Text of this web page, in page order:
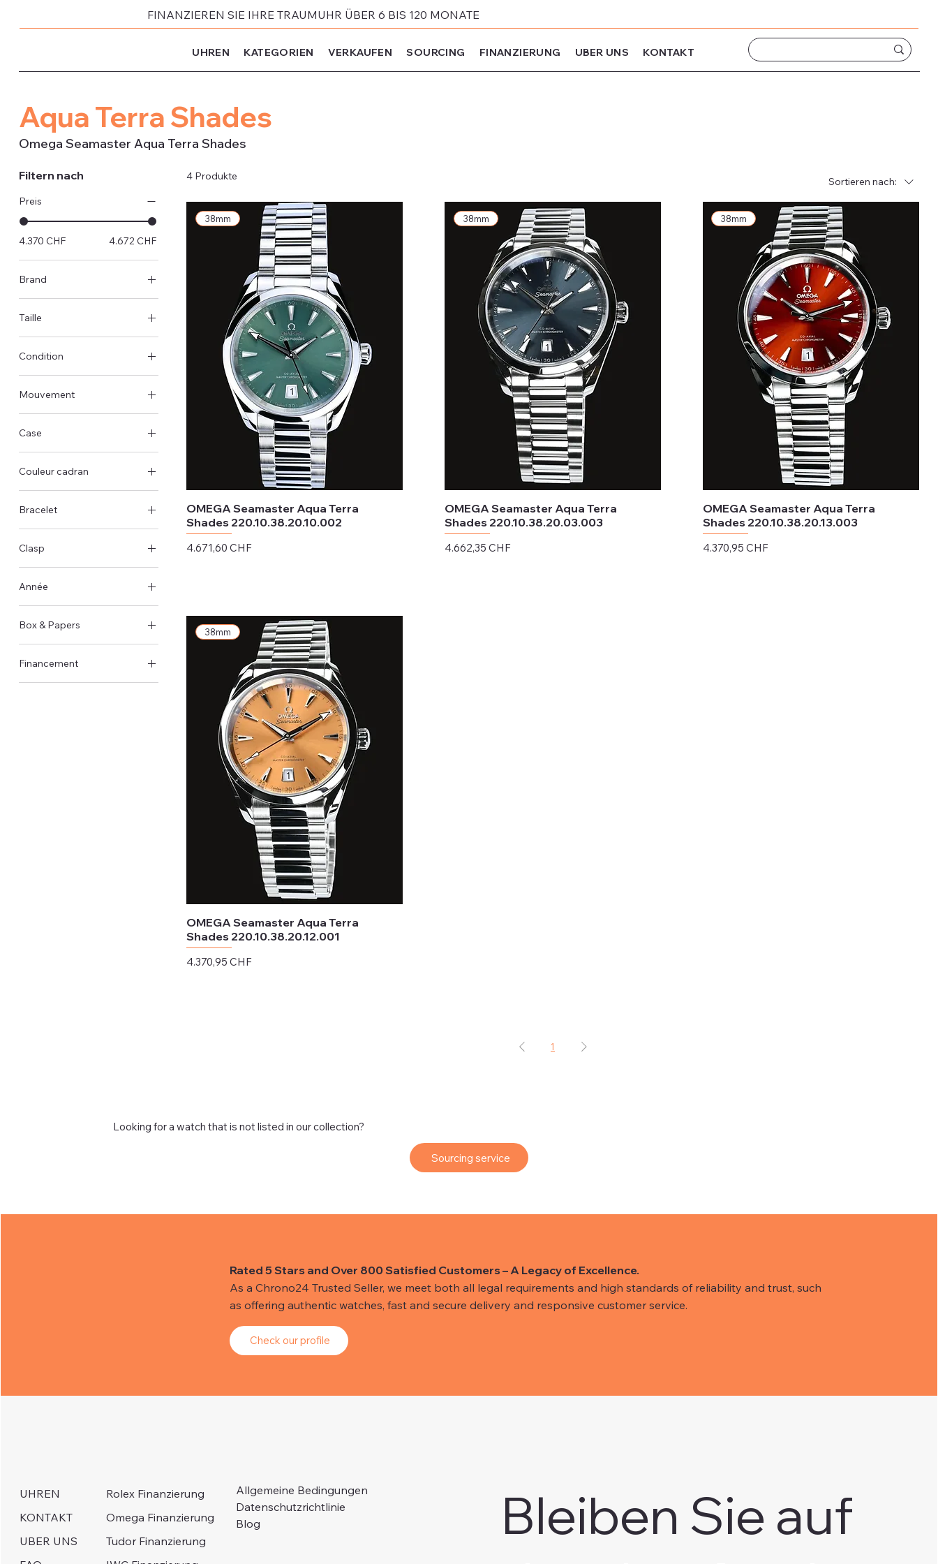
FINANZIEREN SIE IHRE TRAUMUHR ÜBER 6 BIS 120 MONATE
UHREN KATEGORIEN VERKAUFEN SOURCING FINANZIERUNG UBER UNS KONTAKT
Looking for a watch that is not listed in our collection?
Sourcing service
Aqua Terra Shades
Omega Seamaster Aqua Terra Shades
Filtern nach
Preis
4.370 CHF 4.672 CHF
Brand
Taille
Condition
Mouvement
Case
Couleur cadran
Grün
Bracelet
Clasp
Année
Box & Papers
Original Schachtel &
Papiere
Financement
4 Produkte Sortieren nach:
38mm
OMEGA Seamaster Aqua Terra
Shades 220.10.38.20.10.002
Preis
4.671,60 CHF
38mm
OMEGA Seamaster Aqua Terra
Shades 220.10.38.20.03.003
Preis
4.662,35 CHF
38mm
OMEGA Seamaster Aqua Terra
Shades 220.10.38.20.13.003
Preis
4.370,95 CHF
38mm
OMEGA Seamaster Aqua Terra
Shades 220.10.38.20.12.001
Preis
4.370,95 CHF
1
Rated 5 Stars and Over 800 Satisfied Customers – A Legacy of Excellence.
As a Chrono24 Trusted Seller, we meet both all legal requirements and high standards of reliability and trust, such
as offering authentic watches, fast and secure delivery and responsive customer service.
Check our profile
UHREN
KONTAKT
UBER UNS
Rolex Finanzierung
Omega Finanzierung
Tudor Finanzierung
Allgemeine Bedingungen
Datenschutzrichtlinie
Blog
Bleiben Sie auf